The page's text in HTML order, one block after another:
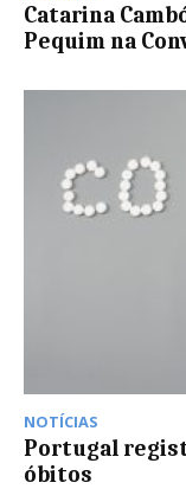
Catarina
Pequim na
NOTÍCIAS
Portugal
óbitos